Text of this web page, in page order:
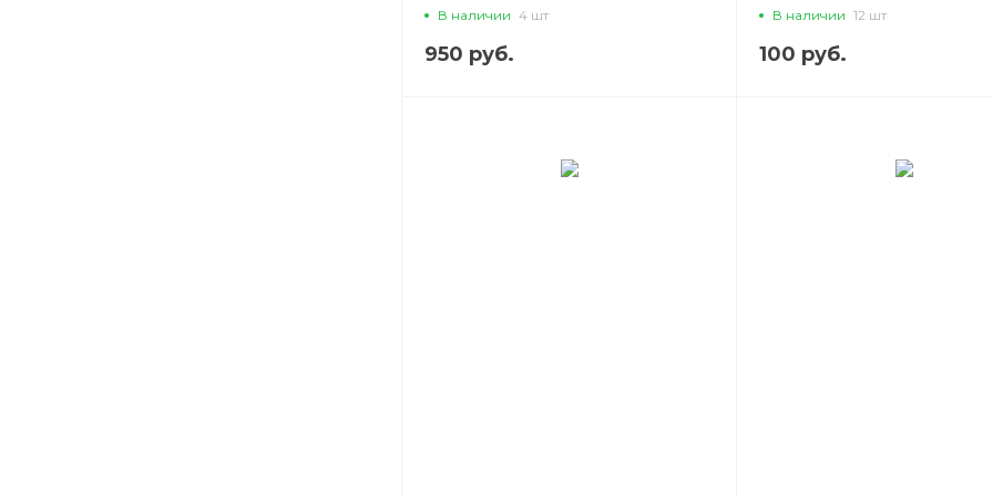
В наличии 4 шт
950 руб.
В наличии 12 шт
100 руб.